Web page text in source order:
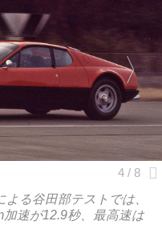
る谷田部テストでは、
速が12.9秒、最高速は